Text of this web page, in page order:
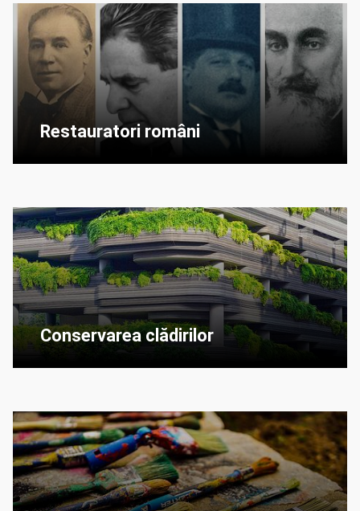
Restauratori români
Conservarea clădirilor